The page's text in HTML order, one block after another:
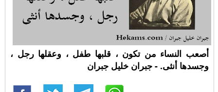
أصعب النساء من تكون ، قلبها طفل ، وعقلها رجل ،
وجسدها أنثى. - جبران خليل جبران